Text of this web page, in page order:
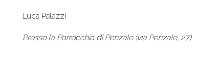
Luca Palazzi
Presso la Parrocchia di Penzale (via Penzale, 27)